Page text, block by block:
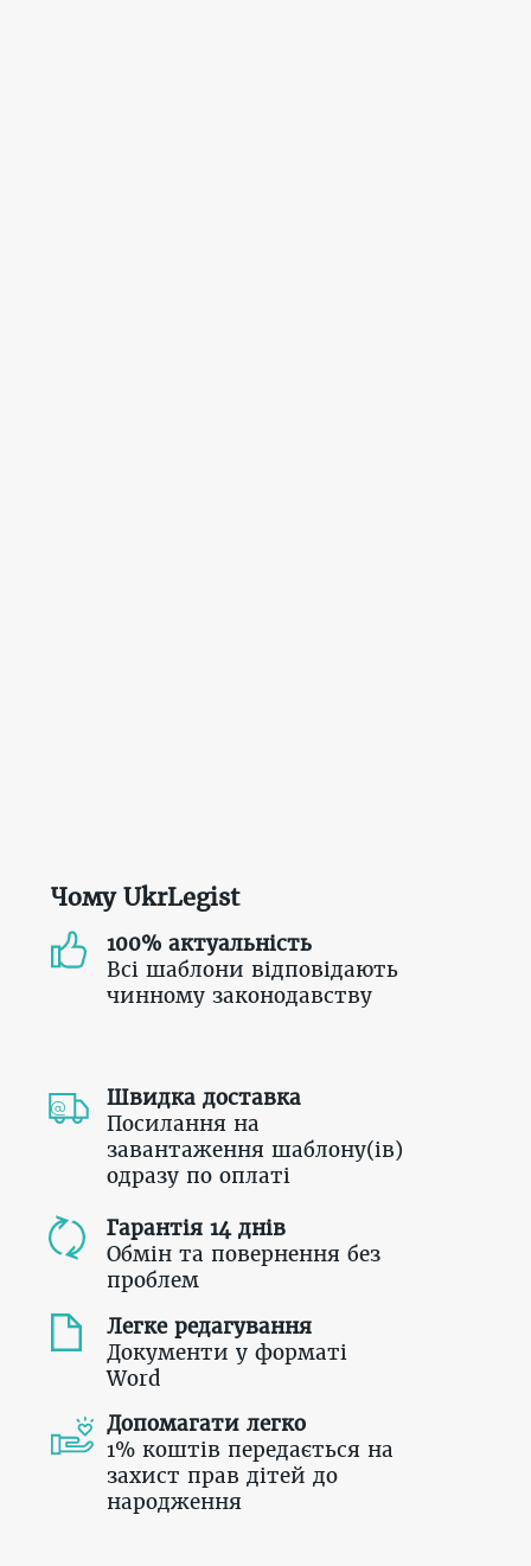
Чому UkrLegist
100% актуальність
Всі шаблони відповідають
чинному законодавству
Швидка доставка
Посилання на
завантаження шаблону(ів)
одразу по оплаті
Гарантія 14 днів
Обмін та повернення без
проблем
Легке редагування
Документи у форматі
Word
Допомагати легко
1% коштів передається на
захист прав дітей до
народження